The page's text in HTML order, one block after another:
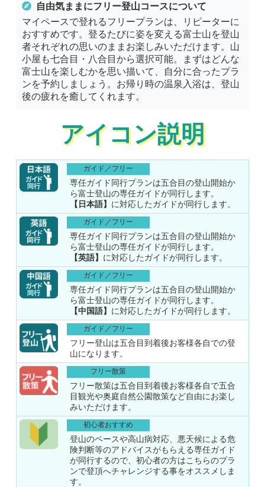
自由気ままにフリー登山コースについて
マイペースで登れるフリープランは、リピーターに
おすすめです。登るたびに姿を変える富士山を登山
者それぞれの思いのままお楽しみいただけます。山
小屋も七合目・八合目から選択可能。まずはどんな
富士山を楽しむかを思い描いて、自分に合ったプラ
ンを予約しましょう。お帰り時の温泉入浴は、登山
後の疲れを癒してくれます。
アイコン説明
ガイド／フリー
専任ガイド同行プランは五合目の登山開始か
ら富士登山の専任ガイドが同行します。
【日本語】 に対応したガイドが同行します。
ガイド／フリー
専任ガイド同行プランは五合目の登山開始か
ら富士登山の専任ガイドが同行します。
【英語】 に対応したガイドが同行します。
ガイド／フリー
専任ガイド同行プランは五合目の登山開始か
ら富士登山の専任ガイドが同行します。
【中国語】 に対応したガイドが同行します。
ガイド／フリー
フリー登山は五合目到着後お客様各自での登
山になります。
フリー散策
フリー散策は五合目到着後お客様各自で五合
目観光や奥庭自然公園散策など自由にお楽し
みいただけます。
初心者おすすめ
登山のペースや高山病対応、悪天候による危
険判断等のアドバイスがもらえる専任ガイド
が同行するので、初心者の方はこちらのプラ
ンで登頂へチャレンジする事をオススメしま
す。